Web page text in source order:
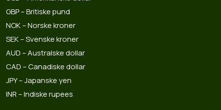
GBP – Britiske pund
NOK – Norske kroner
SEK – Svenske kroner
AUD – Australske dollar
CAD – Canadiske dollar
JPY – Japanske yen
INR – Indiske rupees